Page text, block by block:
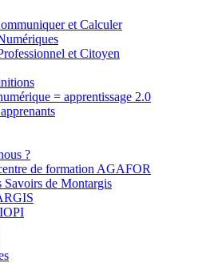
et Calculer
et Citoyen
= apprentissage 2.0
?
de formation AGAFOR
Savoirs de Montargis